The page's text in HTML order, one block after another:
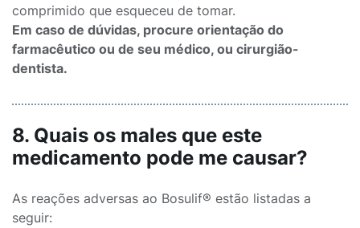
comprimido que esqueceu de tomar.
Em caso de dúvidas, procure orientação do
farmacêutico ou de seu médico, ou cirurgião-
dentista.
8. Quais os males que este
medicamento pode me causar?
As reações adversas ao Bosulif® estão listadas a
seguir: